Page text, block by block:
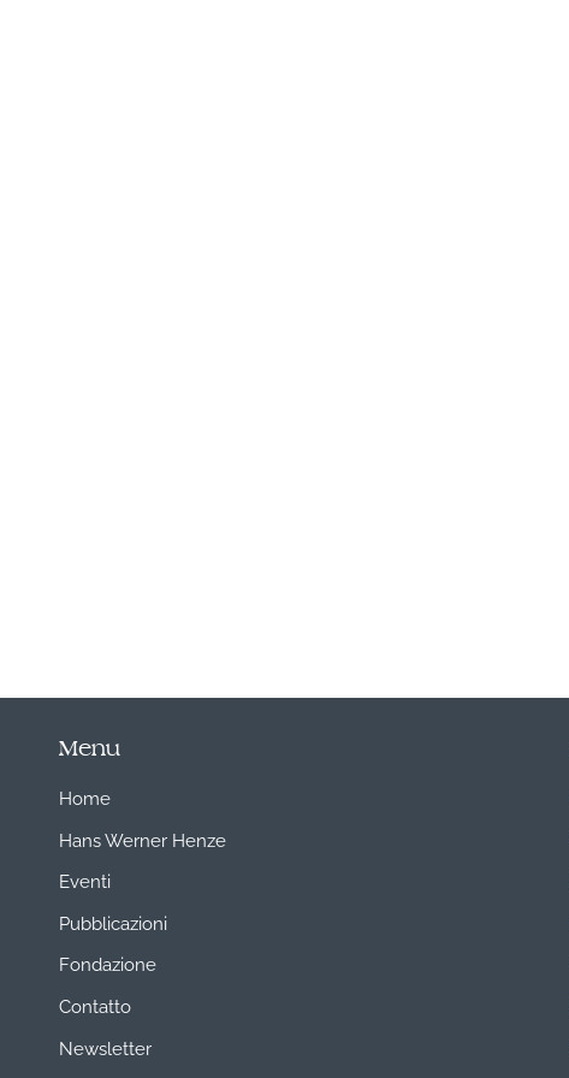
Menu
Home
Hans Werner Henze
Eventi
Pubblicazioni
Fondazione
Contatto
Newsletter